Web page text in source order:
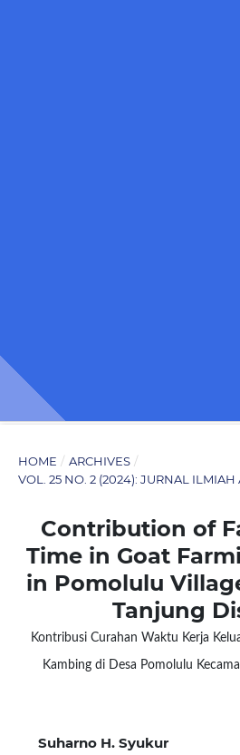
HOME / ARCHIVES /
VOL. 25 NO. 2 (2024): JURNAL ILMIAH
Contribution of
Time in Goat
in Pomolulu
Tanjung
Kontribusi Curahan Waktu Kerja
Kambing di Desa Pomolulu
Suharno H. Syukur